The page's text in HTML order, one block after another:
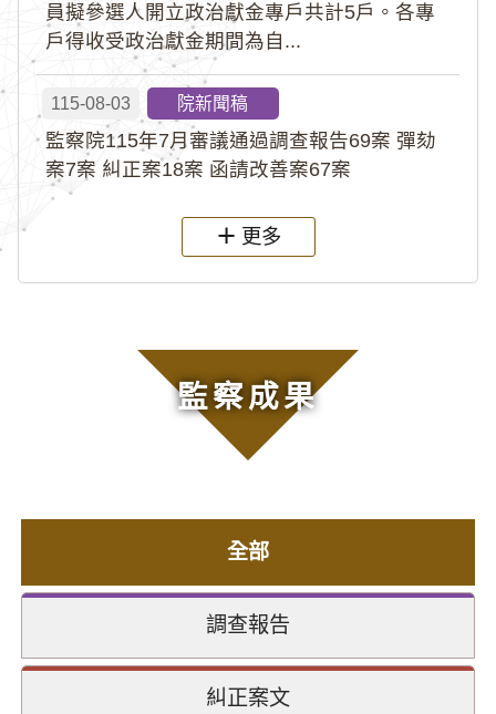
員擬參選人開立政治獻金專戶共計5戶。各專
戶得收受政治獻金期間為自...
115-08-03 院新聞稿
監察院115年7月審議通過調查報告69案 彈劾
案7案 糾正案18案 函請改善案67案
更多
監察成果
全部
調查報告
糾正案文